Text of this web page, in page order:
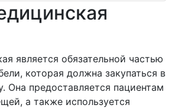
является обязательной частью
которая должна закупаться в
Она предоставляется пациентам
а также используется